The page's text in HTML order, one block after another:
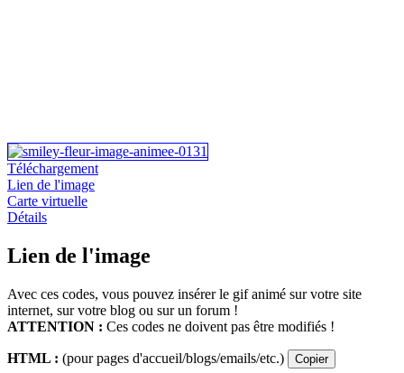
Téléchargement
Lien de l'image
Carte virtuelle
Détails
Lien de l'image
Avec ces codes, vous pouvez insérer le gif animé sur votre site
internet, sur votre blog ou sur un forum !
ATTENTION : Ces codes ne doivent pas être modifiés !
HTML : (pour pages d'accueil/blogs/emails/etc.) Copier